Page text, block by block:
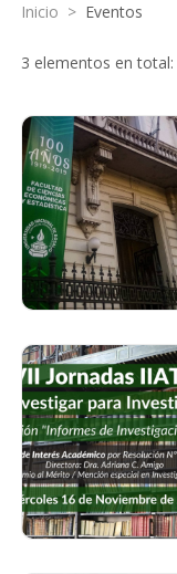
Inicio > Eventos
3 elementos en total: